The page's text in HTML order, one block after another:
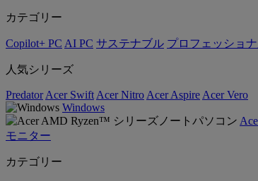
カテゴリー
Copilot+ PC AI PC サステナブル プロフェッショ
人気シリーズ
Predator Acer Swift Acer Nitro Acer Aspire Acer Vero
Windows
モニター
カテゴリー